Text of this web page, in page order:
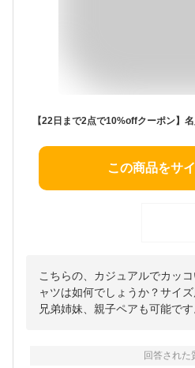
この商品をサ
こちらの、カジュアルでカッ
ャツは如何でしょうか？サイ
兄弟姉妹、親子ペアも可能です
回答された